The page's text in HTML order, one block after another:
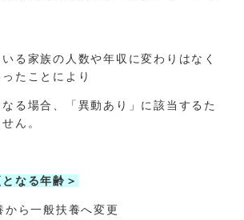
る家族の人数や年収に変わりはなく
たことにより
る場合、「異動あり」に該当するた
せん。
なる年齢＞
ら一般扶養へ変更